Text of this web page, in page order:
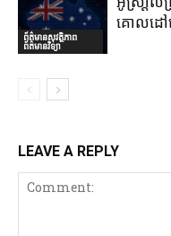
ព័ត៌មានសុវត្ថិភាព
ព័ត៌មានវិទ្យា
គោលដៅ
LEAVE A REPLY